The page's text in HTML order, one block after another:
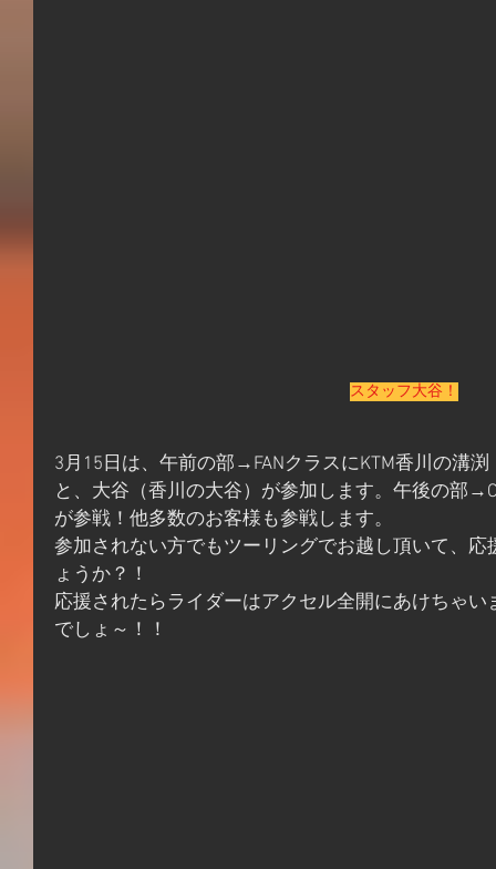
スタッフ大谷！
3月15日は、午前の部→FANクラスにKTM香川の溝
と、大谷（香川の大谷）が参加します。午後の部
が参戦！他多数のお客様も参戦します。
参加されない方でもツーリングでお越し頂いて、
ょうか？！
応援されたらライダーはアクセル全開にあけちゃ
でしょ～！！